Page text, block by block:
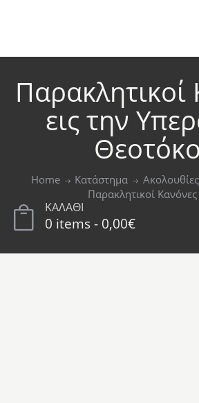
Παρακλητικοί
εις την
Home Κατάστημα
Παρακλητικοί Κανόνες
ΚΑΛΑΘΙ
0 items- 0,00€